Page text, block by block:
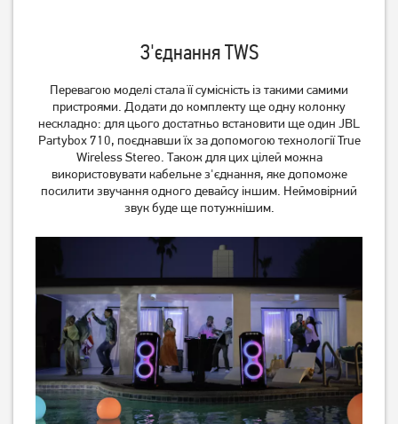
Акустична система HiFuture
Ripple 30W Black
1 849грн
Акустична система HiFuture
Vocalist 300 Black
(vocalist300.black)
11 319грн
9 049грн
З'єднання TWS
Перевагою моделі стала її сумісність із такими самими
пристроями. Додати до комплекту ще одну колонку
нескладно: для цього достатньо встановити ще один JBL
Partybox 710, поєднавши їх за допомогою технології True
Wireless Stereo. Також для цих цілей можна
використовувати кабельне з'єднання, яке допоможе
посилити звучання одного девайсу іншим. Неймовірний
звук буде ще потужнішим.